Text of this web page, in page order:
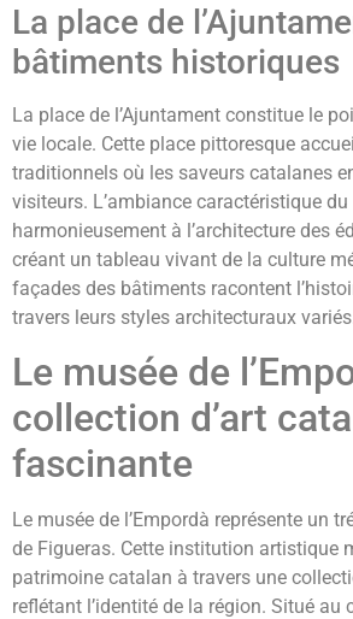
La place de
bâtiments historiques
La place de l’Ajuntament constitue le
vie locale. Cette place pittoresque
traditionnels où les saveurs catalanes
visiteurs. L’ambiance caractéristique
harmonieusement à l’architecture des
créant un tableau vivant de la culture
façades des bâtiments racontent
travers leurs styles architecturaux
Le musée de
collection d’art
fascinante
Le musée de l’Empordà représente un
de Figueras. Cette institution artistique
patrimoine catalan à travers une
reflétant l’identité de la région. Situé